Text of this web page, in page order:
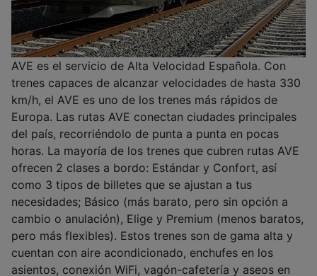
AVE es el servicio de Alta Velocidad Española. Con
trenes capaces de alcanzar velocidades de hasta 330
km/h, el AVE es uno de los trenes más rápidos de
Europa. Las rutas AVE conectan ciudades principales
del país, recorriéndolo de punta a punta en pocas
horas. La mayoría de los trenes que cubren rutas AVE
ofrecen 2 clases a bordo: Estándar y Confort, así
como 3 tipos de billetes que se ajustan a tus
necesidades; Básico (más barato, pero sin opción a
cambio o anulación), Elige y Premium (menos baratos,
pero más flexibles). Estos trenes son de gama alta y
cuentan con aire acondicionado, enchufes en los
asientos, conexión WiFi, vagón-cafetería y aseos en